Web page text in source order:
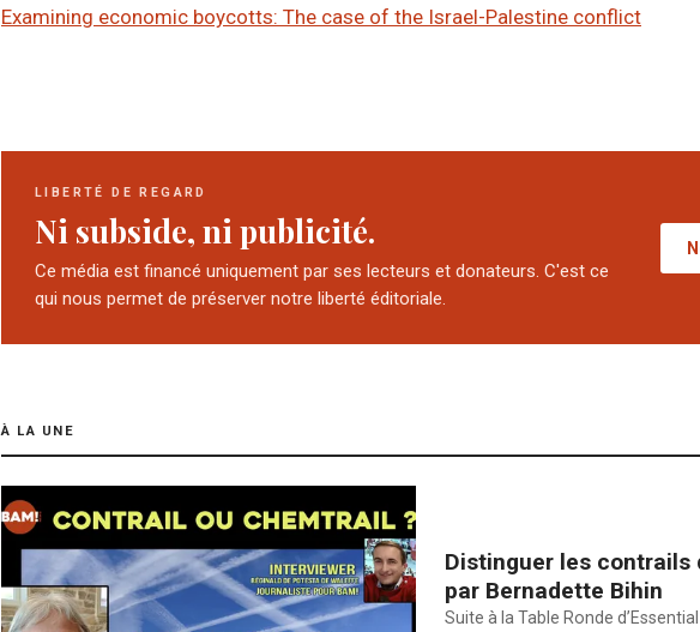
Examining economic boycotts: The case of the Israel-Palestine conflict
LIBERTÉ DE REGARD
Ni subside, ni publicité.
Ce média est financé uniquement par ses lecteurs et donateurs. C'est ce
qui nous permet de préserver notre liberté éditoriale.
À LA UNE
Distinguer les contrails
par Bernadette Bihin
Suite à la Table Ronde